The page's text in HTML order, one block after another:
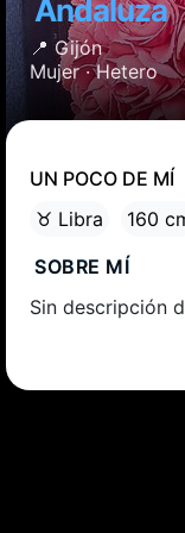
Andaluza
📍 Gijón
Mujer ·Hetero
UN POCO DE MÍ
♉ Libra
160
SOBRE MÍ
Sin descripción